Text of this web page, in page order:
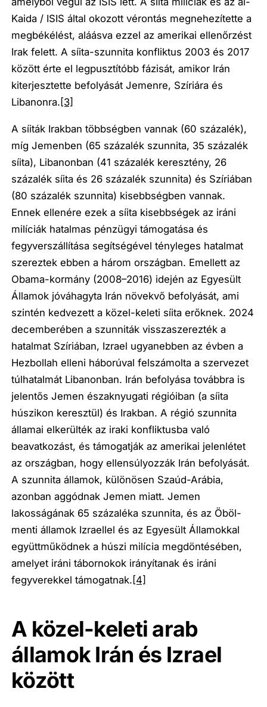
Kaida / ISIS által okozott vérontás megnehezítette a
megbékélést, aláásva ezzel az amerikai ellenőrzést
Irak felett. A síita-szunnita konfliktus 2003 és 2017
között érte el legpusztítóbb fázisát, amikor Irán
kiterjesztette befolyását Jemenre, Szíriára és
Libanonra. [3]
A síiták Irakban többségben vannak (60 százalék),
míg Jemenben (65 százalék szunnita, 35 százalék
síita), Libanonban (41 százalék keresztény, 26
százalék síita és 26 százalék szunnita) és Szíriában
(80 százalék szunnita) kisebbségben vannak.
Ennek ellenére ezek a síita kisebbségek az iráni
milíciák hatalmas pénzügyi támogatása és
fegyverszállítása segítségével tényleges hatalmat
szereztek ebben a három országban. Emellett az
Obama-kormány (2008–2016) idején az Egyesült
Államok jóváhagyta Irán növekvő befolyását, ami
szintén kedvezett a közel-keleti síita erőknek. 2024
decemberében a szunniták visszaszerezték a
hatalmat Szíriában, Izrael ugyanebben az évben a
Hezbollah elleni háborúval felszámolta a szervezet
túlhatalmát Libanonban. Irán befolyása továbbra is
jelentős Jemen északnyugati régióiban (a síita
húszikon keresztül) és Irakban. A régió szunnita
államai elkerülték az iraki konfliktusba való
beavatkozást, és támogatják az amerikai jelenlétet
az országban, hogy ellensúlyozzák Irán befolyását.
A szunnita államok, különösen Szaúd-Arábia,
azonban aggódnak Jemen miatt. Jemen
lakosságának 65 százaléka szunnita, és az Öböl-
menti államok Izraellel és az Egyesült Államokkal
együttműködnek a húszi milícia megdöntésében,
amelyet iráni tábornokok irányítanak és iráni
fegyverekkel támogatnak. [4]
A közel-keleti arab
államok Irán és Izrael
között